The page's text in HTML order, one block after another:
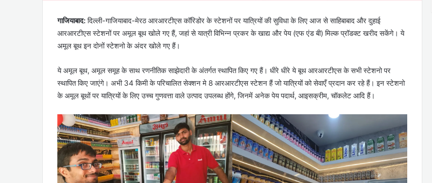
गाजियाबाद:दिल्ली-गाजियाबाद-मेरठ आरआरटीएस कॉरिडोर के स्टेशनों पर यात्रियों की सुविधा के लिए आज से साहिबाबाद और दुहाई
आरआरटीएस स्टेशनों पर अमूल बूथ खोले गए हैं, जहां से यात्री विभिन्न प्रकर के खाद्य और पेय (एफ एंड बी) मिल्क प्रॉडक्ट खरीद सकेंगे। ये
अमूल बूथ इन दोनों स्टेशनो के अंदर खोले गए हैं।
ये अमूल बूथ, अमूल समूह के साथ रणनीतिक साझेदारी के अंतर्गत स्थापित किए गए हैं। धीरे धीरे ये बूथ आरआरटीएस के सभी स्टेशनो पर
स्थापित किए जाएंगे। अभी 34 किमी के परिचालित सेक्शन मे 8 आरआरटीएस स्टेशन हैं जो यात्रियों को सेवाएँ प्रदान कर रहे हैं। इन स्टेशनो
के अमूल बूथों पर यात्रियों के लिए उच्च गुणवत्ता वाले उत्पाद उपलब्ध होंगे, जिनमें अनेक पेय पदार्थ, आइसक्रीम, चॉकलेट आदि हैं।